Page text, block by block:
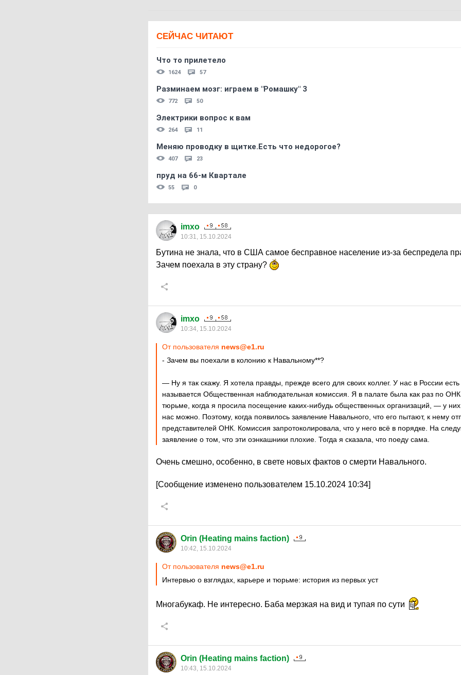
СЕЙЧАС ЧИТАЮТ
Что то прилетело
1624 57
Разминаем мозг: играем в "Ромашку" 3
772 50
Электрики вопрос к вам
264 11
Меняю проводку в щитке.Есть что недорогое?
407 23
пруд на 66-м Квартале
55 0
imxo
10:31, 15.10.2024
Бутина не знала, что в США самое бесправное население из-за беспредела
Зачем поехала в эту страну?
imxo
10:34, 15.10.2024
От пользователя news@e1.ru
- Зачем вы поехали в колонию к Навальному**?
— Ну я так скажу. Я хотела правды, прежде всего для своих коллег. У нас в России
называется Общественная наблюдательная комиссия. Я в палате была как раз по
тюрьме, когда я просила посещение каких-нибудь общественных организаций, — у
нас можно. Поэтому, когда появилось заявление Навального, что его пытают, к нему
представителей ОНК. Комиссия запротоколировала, что у него всё в порядке. На
заявление о том, что эти оэнкашники плохие. Тогда я сказала, что поеду сама.
Очень смешно, особенно, в свете новых фактов о смерти Навального.
[Сообщение изменено пользователем 15.10.2024 10:34]
Orin (Heating mains faction)
10:42, 15.10.2024
От пользователя news@e1.ru
Интервью о взглядах, карьере и тюрьме: история из первых уст
Многабукаф. Не интересно. Баба мерзкая на вид и тупая по сути
Orin (Heating mains faction)
10:43, 15.10.2024